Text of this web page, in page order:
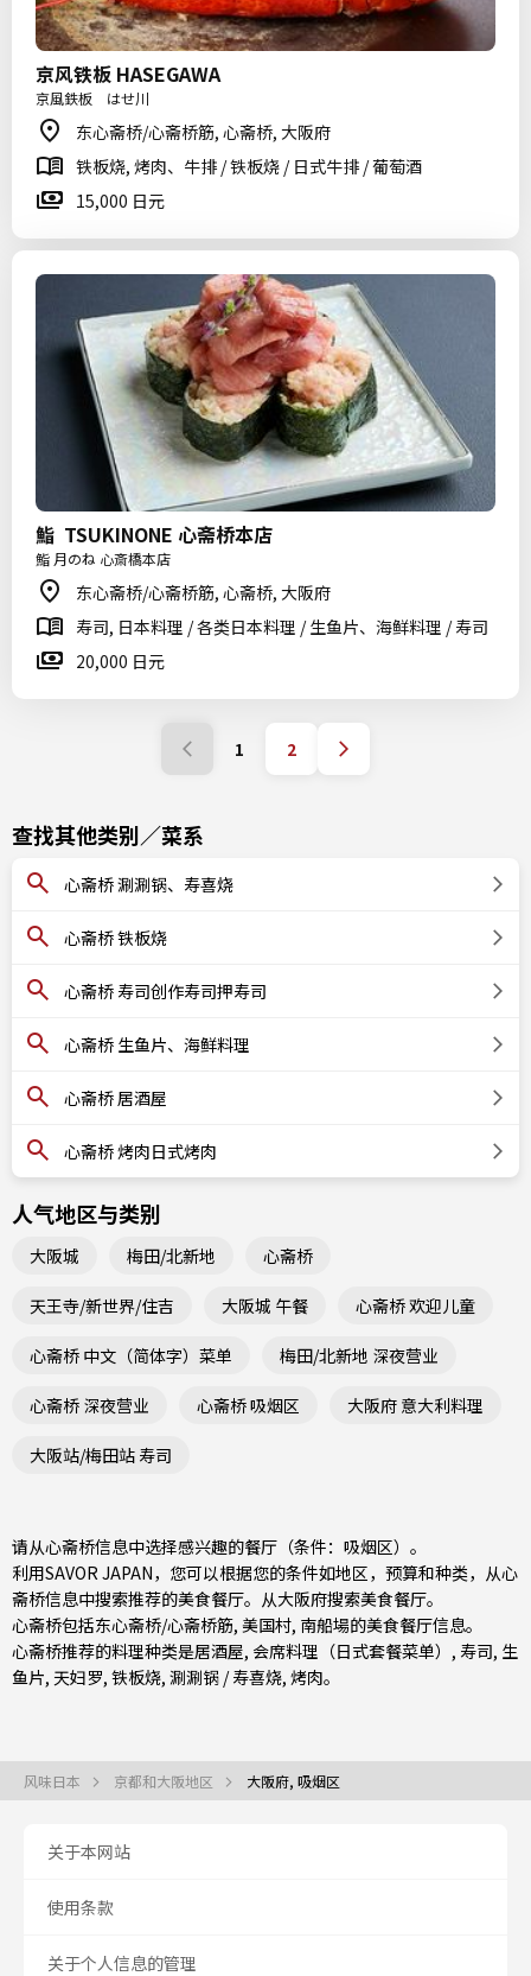
京风铁板 HASEGAWA
京風鉄板 はせ川
东心斋桥/心斋桥筋, 心斋桥, 大阪府
铁板烧, 烤肉、牛排 / 铁板烧 / 日式牛排 / 葡萄酒
15,000 日元
鮨 TSUKINONE 心斋桥本店
鮨 月のね 心斎橋本店
东心斋桥/心斋桥筋, 心斋桥, 大阪府
寿司, 日本料理 / 各类日本料理 / 生鱼片、海鲜料理 / 寿司
20,000 日元
1 2
查找其他类别／菜系
心斋桥 涮涮锅、寿喜烧
心斋桥 铁板烧
心斋桥 寿司创作寿司押寿司
心斋桥 生鱼片、海鲜料理
心斋桥 居酒屋
心斋桥 烤肉日式烤肉
人气地区与类别
大阪城 梅田/北新地 心斋桥
天王寺/新世界/住吉 大阪城 午餐 心斋桥 欢迎儿童
心斋桥 中文（简体字）菜单 梅田/北新地 深夜营业
心斋桥 深夜营业 心斋桥 吸烟区 大阪府 意大利料理
大阪站/梅田站 寿司
请从心斋桥信息中选择感兴趣的餐厅（条件：吸烟区）。
利用SAVOR JAPAN，您可以根据您的条件如地区，预算和种类，从心
斋桥信息中搜索推荐的美食餐厅。从大阪府搜索美食餐厅。
心斋桥包括东心斋桥/心斋桥筋, 美国村, 南船場的美食餐厅信息。
心斋桥推荐的料理种类是居酒屋, 会席料理（日式套餐菜单） , 寿司, 生
鱼片, 天妇罗, 铁板烧, 涮涮锅 / 寿喜烧, 烤肉。
风味日本 京都和大阪地区 大阪府, 吸烟区
关于本网站
使用条款
关于个人信息的管理